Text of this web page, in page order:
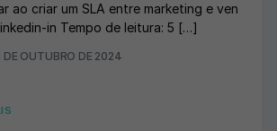
ao criar um SLA entre marketing e ven
in Tempo de leitura: 5 […]
DE OUTUBRO DE 2024